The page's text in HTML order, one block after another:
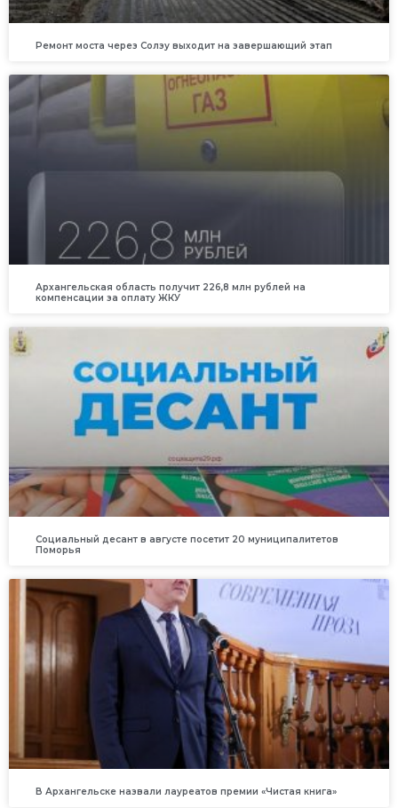
Ремонт моста через Солзу выходит на завершающий этап
Архангельская область получит 226,8 млн рублей на
компенсации за оплату ЖКУ
Социальный десант в августе посетит 20 муниципалитетов
Поморья
В Архангельске назвали лауреатов премии «Чистая книга»